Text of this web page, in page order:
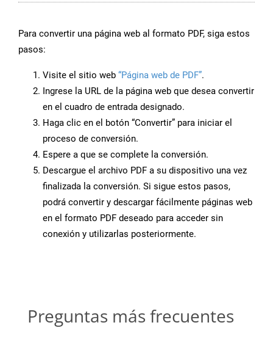
Para convertir una página web al formato PDF, siga estos
pasos:
Visite el sitio web “Página web de PDF”.
Ingrese la URL de la página web que desea convertir
en el cuadro de entrada designado.
Haga clic en el botón “Convertir” para iniciar el
proceso de conversión.
Espere a que se complete la conversión.
Descargue el archivo PDF a su dispositivo una vez
finalizada la conversión. Si sigue estos pasos,
podrá convertir y descargar fácilmente páginas web
en el formato PDF deseado para acceder sin
conexión y utilizarlas posteriormente.
Preguntas más frecuentes